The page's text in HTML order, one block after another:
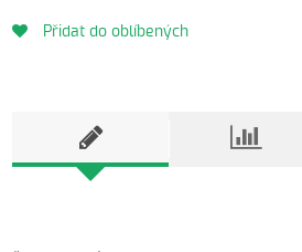
Přidat do oblíbených